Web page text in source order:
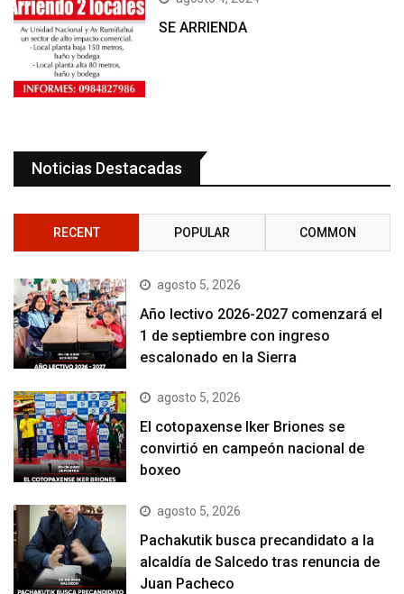
SE ARRIENDA
Noticias Destacadas
RECENT POPULAR COMMON
agosto 5, 2026
Año lectivo 2026-2027 comenzará el
1 de septiembre con ingreso
escalonado en la Sierra
agosto 5, 2026
El cotopaxense Iker Briones se
convirtió en campeón nacional de
boxeo
agosto 5, 2026
Pachakutik busca precandidato a la
alcaldía de Salcedo tras renuncia de
Juan Pacheco